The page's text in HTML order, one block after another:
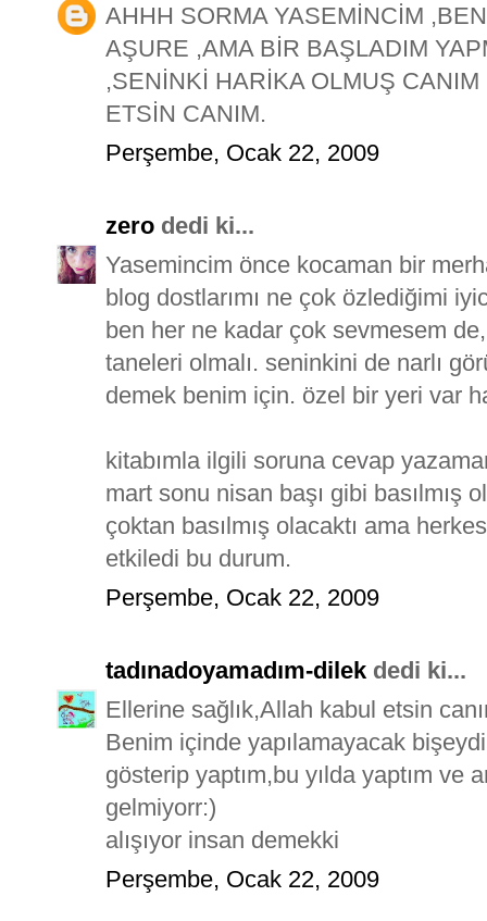
AHHH SORMA YASEMİNCİM
AŞURE ,AMA BİR BAŞLADIM
,SENİNKİ HARİKA OLMUŞ
ETSİN CANIM.
Perşembe, Ocak 22, 2009
zero dedi ki...
Yasemincim önce kocaman bir
blog dostlarımı ne çok özlediğimi
ben her ne kadar çok sevmesem
taneleri olmalı. seninkini de narlı
demek benim için. özel bir yeri var
kitabımla ilgili soruna cevap
mart sonu nisan başı gibi basılmış
çoktan basılmış olacaktı ama
etkiledi bu durum.
Perşembe, Ocak 22, 2009
tadınadoyamadım-dilek dedi ki...
Ellerine sağlık,Allah kabul etsin
Benim içinde yapılamayacak
gösterip yaptım,bu yılda yaptım ve
gelmiyorr:)
alışıyor insan demekki
Perşembe, Ocak 22, 2009